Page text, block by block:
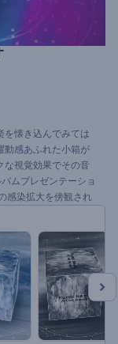
を懐き込んでみては
動感あふれた小箱が
な視覚効果でその音
ムプレゼンテーショ
感染拡大を傍観され